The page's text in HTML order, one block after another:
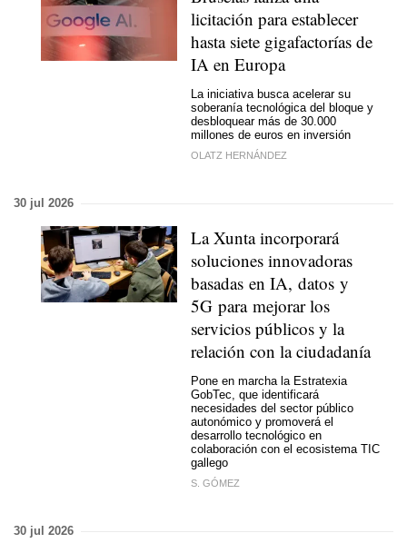
licitación para establecer
hasta siete gigafactorías de
IA en Europa
La iniciativa busca acelerar su
soberanía tecnológica del bloque y
desbloquear más de 30.000
millones de euros en inversión
OLATZ HERNÁNDEZ
30 jul 2026
La Xunta incorporará
soluciones innovadoras
basadas en IA, datos y
5G para mejorar los
servicios públicos y la
relación con la ciudadanía
Pone en marcha la Estratexia
GobTec, que identificará
necesidades del sector público
autonómico y promoverá el
desarrollo tecnológico en
colaboración con el ecosistema TIC
gallego
S. GÓMEZ
30 jul 2026